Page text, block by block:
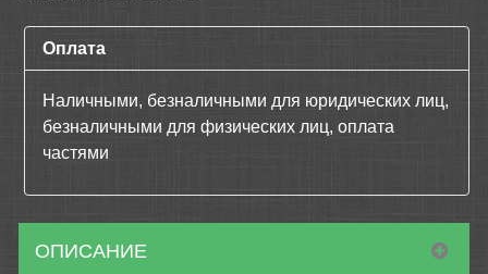
Оплата
Наличными, безналичными для юридических лиц,
безналичными для физических лиц, оплата
частями
ОПИСАНИЕ